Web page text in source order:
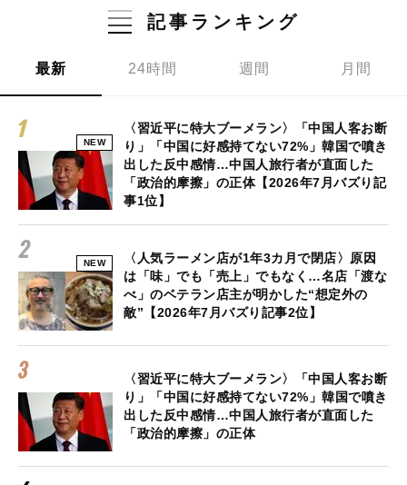
記事ランキング
最新 24時間 週間 月間
NEW
〈習近平に特大ブーメラン〉「中国人客お断
り」「中国に好感持てない72%」韓国で噴き
出した反中感情…中国人旅行者が直面した
「政治的摩擦」の正体【2026年7月バズり記
事1位】
NEW
〈人気ラーメン店が1年3カ月で閉店〉原因
は「味」でも「売上」でもなく…名店「渡な
べ」のベテラン店主が明かした“想定外の
敵”【2026年7月バズり記事2位】
〈習近平に特大ブーメラン〉「中国人客お断
り」「中国に好感持てない72%」韓国で噴き
出した反中感情…中国人旅行者が直面した
「政治的摩擦」の正体